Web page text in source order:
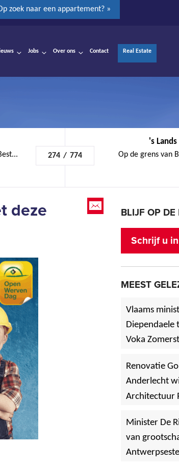
zoek naar een appartement? »
Jobs Over ons Contact Real Estate
274 / 774
's
Op de grens van
deze
BLIJF OP DE
Schrijf u
MEEST
Vlaams
Voka
Renovatie
Anderlecht
Architectuur
Minister De
van